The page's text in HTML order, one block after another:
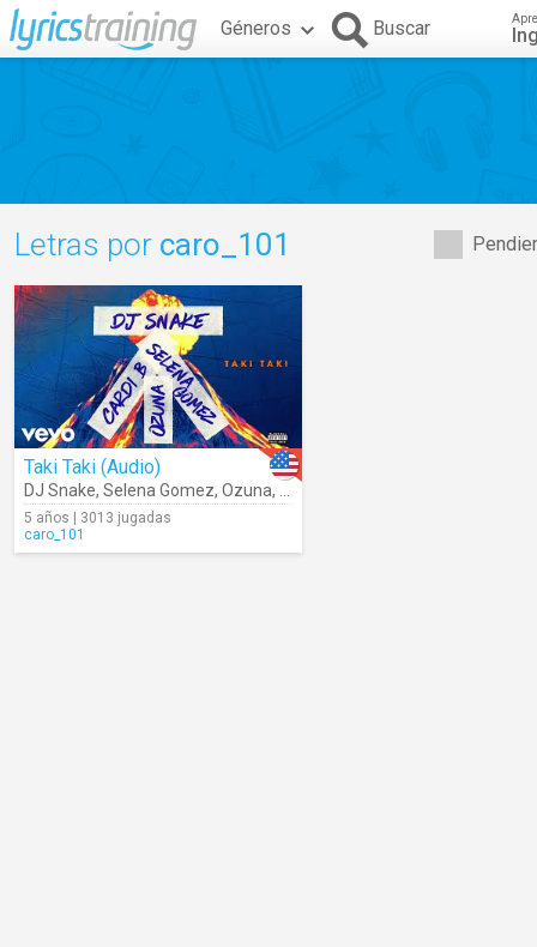
Géneros Buscar
Letras por caro_101
Taki Taki (Audio)
DJ Snake, Selena Gomez, Ozuna,
5 años | 3013 jugadas
caro_101